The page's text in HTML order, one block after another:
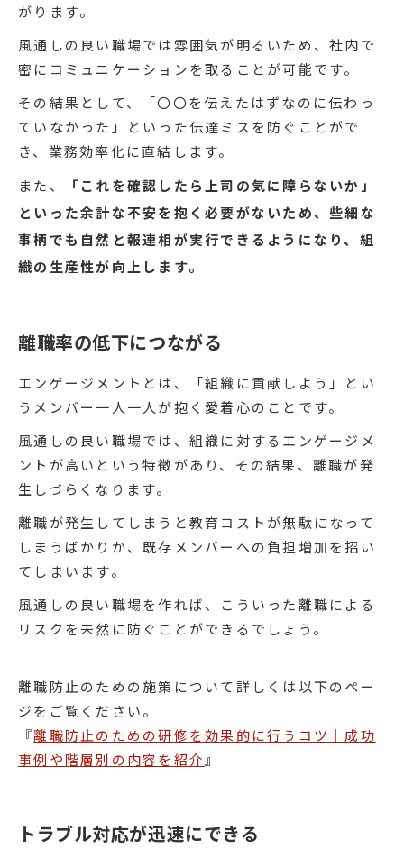
がります。
風通しの良い職場では雰囲気が明るいため、社内で
密にコミュニケーションを取ることが可能です。
その結果として、「〇〇を伝えたはずなのに伝わっ
ていなかった」といった伝達ミスを防ぐことがで
き、業務効率化に直結します。
また、
「これを確認したら上司の気に障らないか」
といった余計な不安を抱く必要がないため、些細な
事柄でも自然と報連相が実行できるようになり、組
織の生産性が向上します。
離職率の低下につながる
エンゲージメントとは、「組織に貢献しよう」とい
うメンバー一人一人が抱く愛着心のことです。
風通しの良い職場では、組織に対するエンゲージメ
ントが高いという特徴があり、その結果、離職が発
生しづらくなります。
離職が発生してしまうと教育コストが無駄になって
しまうばかりか、既存メンバーへの負担増加を招い
てしまいます。
風通しの良い職場を作れば、こういった離職による
リスクを未然に防ぐことができるでしょう。
離職防止のための施策について詳しくは以下のペー
ジをご覧ください。
『離職防止のための研修を効果的に行うコツ｜成功
事例や階層別の内容を紹介』
トラブル対応が迅速にできる